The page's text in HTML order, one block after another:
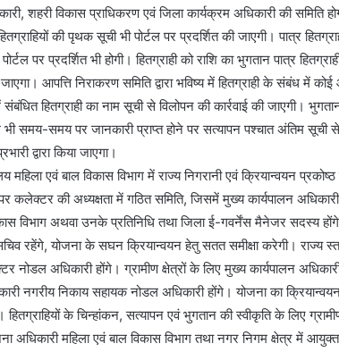
शहरी विकास प्राधिकरण एवं जिला कार्यक्रम अधिकारी की समिति
की पृथक सूची भी पोर्टल पर प्रदर्शित की जाएगी। पात्र
पोर्टल पर प्रदर्शित भी होगी। हितग्राही को राशि का भुगतान पात्र
आपत्ति निराकरण समिति द्वारा भविष्य में हितग्राही के संबंध में कोई
हितग्राही का नाम सूची से विलोपन की कार्रवाई की जाएगी।
भी समय-समय पर जानकारी प्राप्त होने पर सत्यापन पश्चात अंतिम सूची
द्वारा किया जाएगा।
महिला एवं बाल विकास विभाग में राज्य निगरानी एवं क्रियान्वयन
पर कलेक्टर की अध्यक्षता में गठित समिति, जिसमें मुख्य कार्यपालन
विभाग अथवा उनके प्रतिनिधि तथा जिला ई-गवर्नेंस मैनेजर सदस्य
रहेंगे, योजना के सघन क्रियान्वयन हेतु सतत समीक्षा करेगी। राज्य
नोडल अधिकारी होंगे। ग्रामीण क्षेत्रों के लिए मुख्य कार्यपालन
नगरीय निकाय सहायक नोडल अधिकारी होंगे। योजना का क्रियान्वयन
हितग्राहियों के चिन्हांकन, सत्यापन एवं भुगतान की स्वीकृति के लिए
अधिकारी महिला एवं बाल विकास विभाग तथा नगर निगम क्षेत्र में